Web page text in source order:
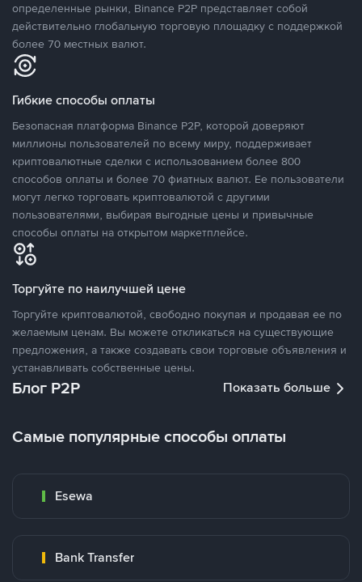
определенные рынки, Binance P2P представляет собой
действительно глобальную торговую площадку с поддержкой
более 70 местных валют.
Гибкие способы оплаты
Безопасная платформа Binance P2P, которой доверяют
миллионы пользователей по всему миру, поддерживает
криптовалютные сделки с использованием более 800
способов оплаты и более 70 фиатных валют. Ее пользователи
могут легко торговать криптовалютой с другими
пользователями, выбирая выгодные цены и привычные
способы оплаты на открытом маркетплейсе.
Торгуйте по наилучшей цене
Торгуйте криптовалютой, свободно покупая и продавая ее по
желаемым ценам. Вы можете откликаться на существующие
предложения, а также создавать свои торговые объявления и
устанавливать собственные цены.
Блог P2P Показать больше
Самые популярные способы оплаты
Esewa
Bank Transfer